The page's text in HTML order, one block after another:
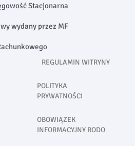
Stacjonarna
wydany przez MF
REGULAMIN WITRYNY
POLITYKA
PRYWATNOŚCI
OBOWIĄZEK
INFORMACYJNY RODO